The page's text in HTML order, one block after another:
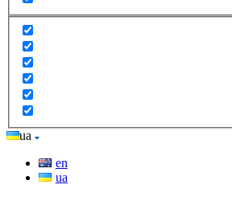
ua
en
ua